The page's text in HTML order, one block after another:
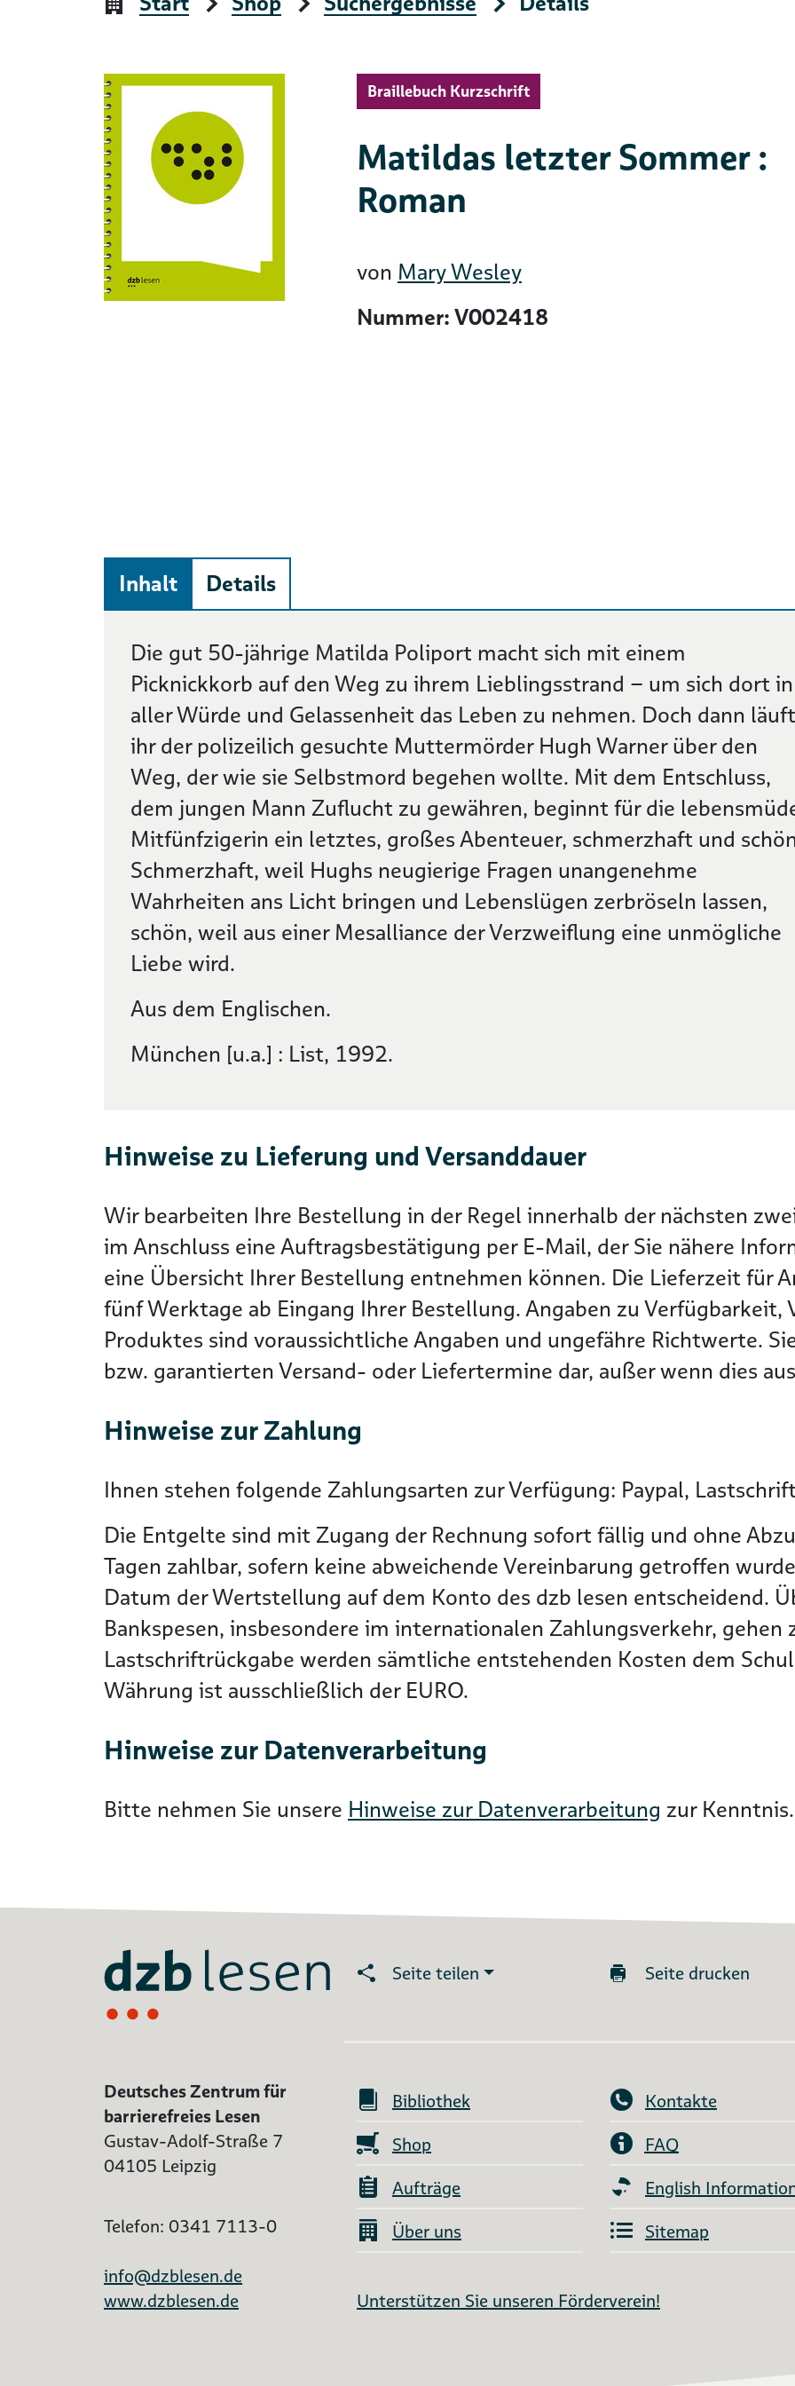
Braillebuch Kurzschrift
Matildas letzter Sommer :
Roman
von Mary Wesley
Nummer: V002418
Inhalt Details
Beschreibung
Die gut 50-jährige Matilda Poliport macht sich mit einem
Picknickkorb auf den Weg zu ihrem Lieblingsstrand – um sich dort in
aller Würde und Gelassenheit das Leben zu nehmen. Doch dann läuft
ihr der polizeilich gesuchte Muttermörder Hugh Warner über den
Weg, der wie sie Selbstmord begehen wollte. Mit dem Entschluss,
dem jungen Mann Zuflucht zu gewähren, beginnt für die
Mitfünfzigerin ein letztes, großes Abenteuer, schmerzhaft und
Schmerzhaft, weil Hughs neugierige Fragen unangenehme
Wahrheiten ans Licht bringen und Lebenslügen zerbröseln lassen,
schön, weil aus einer Mesalliance der Verzweiflung eine unmögliche
Liebe wird.
Aus dem Englischen.
München [u.a.] : List, 1992.
Hinweise zu Lieferung und Versanddauer
Wir bearbeiten Ihre Bestellung in der Regel innerhalb der nächsten
im Anschluss eine Auftragsbestätigung per E-Mail, der Sie nähere
eine Übersicht Ihrer Bestellung entnehmen können. Die Lieferzeit für
fünf Werktage ab Eingang Ihrer Bestellung. Angaben zu Verfügbarkeit,
Produktes sind voraussichtliche Angaben und ungefähre Richtwerte.
bzw. garantierten Versand- oder Liefertermine dar, außer wenn dies
Hinweise zur Zahlung
Ihnen stehen folgende Zahlungsarten zur Verfügung: Paypal,
Die Entgelte sind mit Zugang der Rechnung sofort fällig und ohne
Tagen zahlbar, sofern keine abweichende Vereinbarung getroffen
Datum der Wertstellung auf dem Konto des dzb lesen entscheidend.
Bankspesen, insbesondere im internationalen Zahlungsverkehr, gehen
Lastschriftrückgabe werden sämtliche entstehenden Kosten dem
Währung ist ausschließlich der EURO.
Hinweise zur Datenverarbeitung
Bitte nehmen Sie unsere Hinweise zur Datenverarbeitung zur Kenntnis.
Seite teilen Seite drucken
Deutsches Zentrum für
barrierefreies Lesen
Gustav-Adolf-Straße 7
04105 Leipzig
Telefon: 0341 7113-0
info@dzblesen.de
www.dzblesen.de
Bibliothek
Kontakte
Shop
FAQ
Aufträge
English
Über uns
Sitemap
Unterstützen Sie unseren Förderverein!